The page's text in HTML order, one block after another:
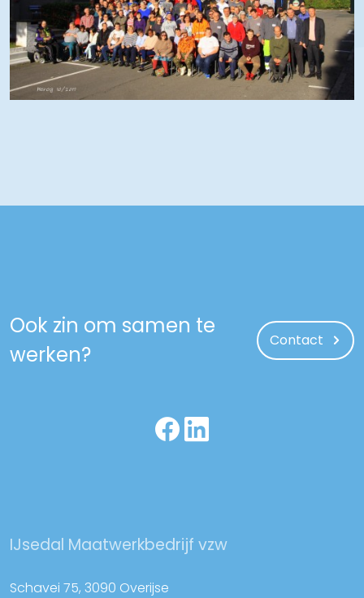
Ook zin om samen te
werken?
Contact
IJsedal Maatwerkbedrijf vzw
Schavei 75, 3090 Overijse